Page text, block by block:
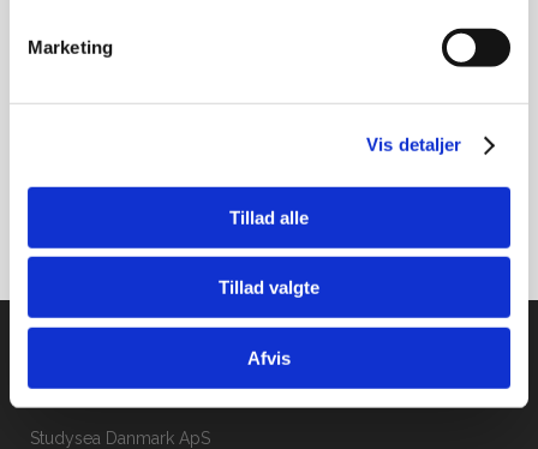
Marketing
Vis detaljer
Tillad alle
Tillad valgte
Afvis
Studysea Danmark ApS